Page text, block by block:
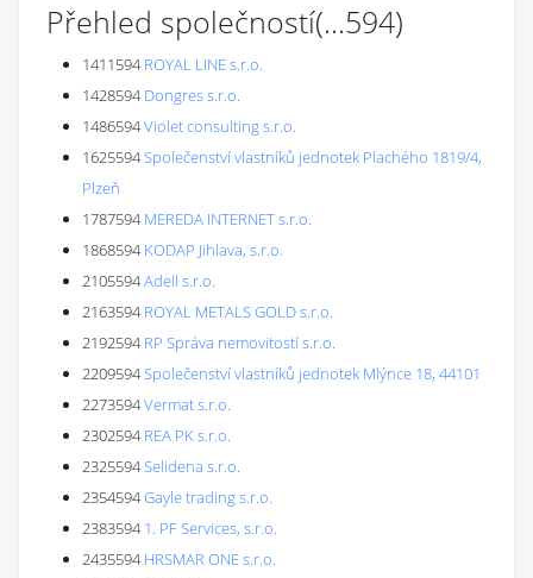
Přehled společností(...594)
1411594 ROYAL LINE s.r.o.
1428594 Dongres s.r.o.
1486594Violet consulting s.r.o.
1625594Společenství vlastníků jednotek Plachého 1819/4,
Plzeň
1787594 MEREDA INTERNET s.r.o.
1868594 KODAP Jihlava, s.r.o.
2105594Adell s.r.o.
2163594 ROYAL METALS GOLD s.r.o.
2192594 RP Správa nemovitostí s.r.o.
2209594Společenství vlastníků jednotek Mlýnce 18, 44101
2273594Vermat s.r.o.
2302594 REA PK s.r.o.
2325594Selidena s.r.o.
2354594Gayle trading s.r.o.
2383594 1. PF Services, s.r.o.
2435594 HRSMAR ONE s.r.o.